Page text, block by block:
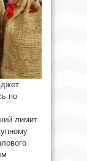
по
лимит